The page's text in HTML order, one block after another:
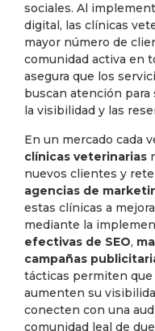
sociales. Al
digital, las clínicas
mayor número de
comunidad activa en
asegura que los
buscan atención
la visibilidad y las
En un mercado cada
clínicas veterinarias
nuevos clientes y
agencias de
estas clínicas a
mediante la
efectivas de SEO,
campañas
tácticas permiten
aumenten su
conecten con una
comunidad leal de